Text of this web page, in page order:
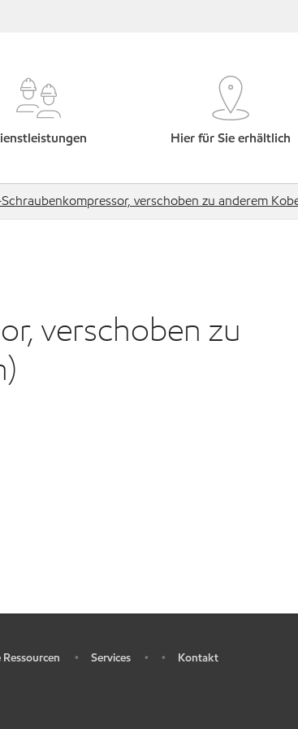
Hier für Sie erhältlich
verschoben zu anderem
verschoben zu
• Services • • Kontakt